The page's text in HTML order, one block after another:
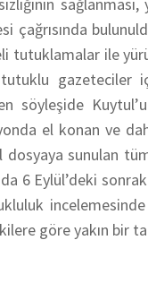
çağrısında
tutuklamalar ile
gazeteciler
söyleşide
el konan ve
dosyaya sunulan
6 Eylül’deki
göre yakın bir